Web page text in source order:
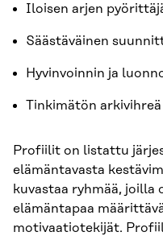
Iloisen arjen
Säästäväinen
Hyvinvoinnin ja
Tinkimätön arkivihreä
Profiilit on listattu
elämäntavasta
kuvastaa ryhmää, joilla
elämäntapaa
motivaatiotekijät.